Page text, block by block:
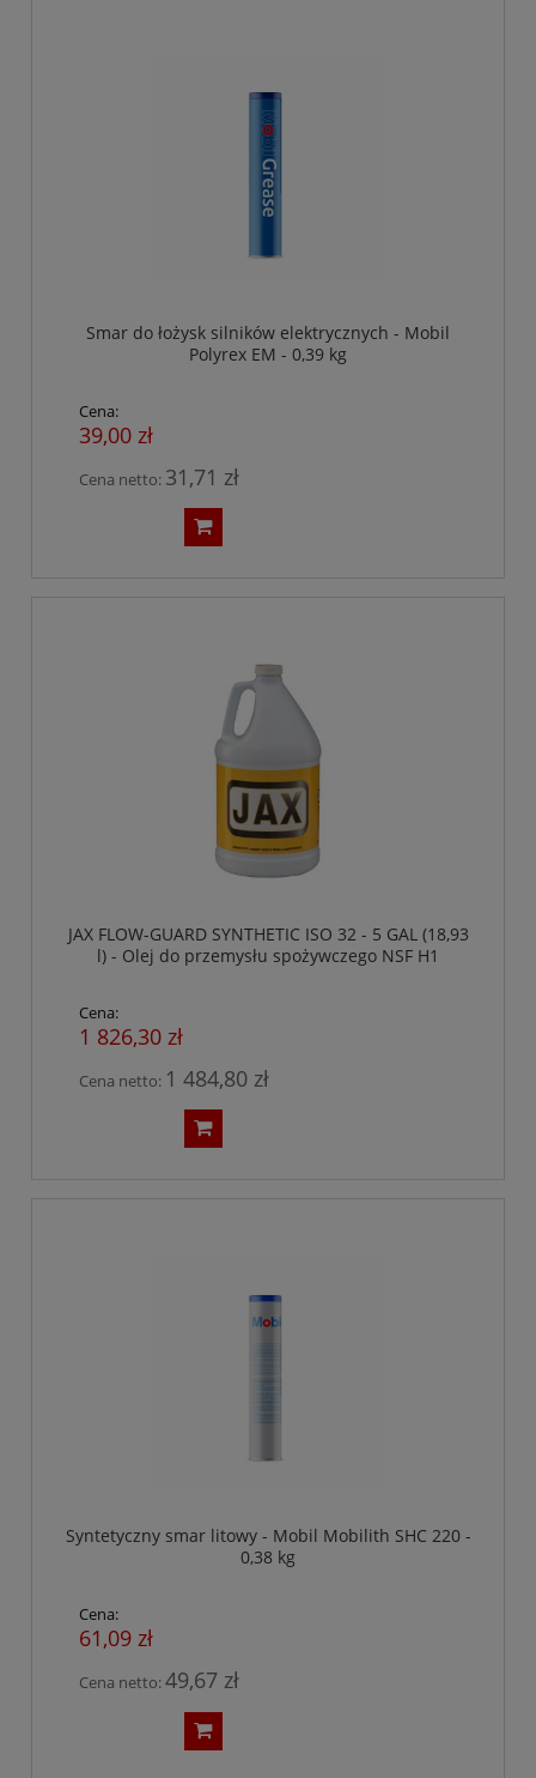
Smar do łożysk silników elektrycznych - Mobil
Polyrex EM - 0,39 kg
Cena:
39,00 zł
Cena netto: 31,71 zł
JAX FLOW-GUARD SYNTHETIC ISO 32 - 5 GAL (18,93
l) - Olej do przemysłu spożywczego NSF H1
Cena:
1 826,30 zł
Cena netto: 1 484,80 zł
Syntetyczny smar litowy - Mobil Mobilith SHC 220 -
0,38 kg
Cena:
61,09 zł
Cena netto:49,67 zł